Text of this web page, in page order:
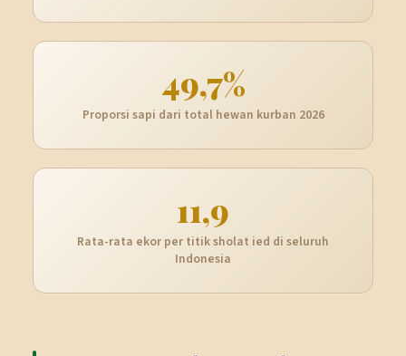
49,7%
Proporsi sapi dari total hewan kurban 2026
11,9
Rata-rata ekor per titik sholat ied di seluruh
Indonesia